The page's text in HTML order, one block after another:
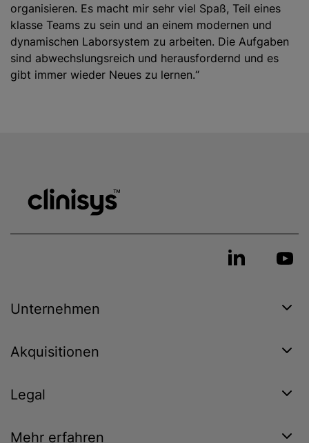
organisieren. Es macht mir sehr viel Spaß, Teil eines
klasse Teams zu sein und an einem modernen und
dynamischen Laborsystem zu arbeiten. Die Aufgaben
sind abwechslungsreich und herausfordernd und es
gibt immer wieder Neues zu lernen.“
Unternehmen
Akquisitionen
Legal
Mehr erfahren